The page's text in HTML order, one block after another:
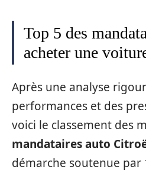
Top 5 des
acheter une
Après une analyse
performances et des
voici le classement des
mandataires auto
démarche soutenue par